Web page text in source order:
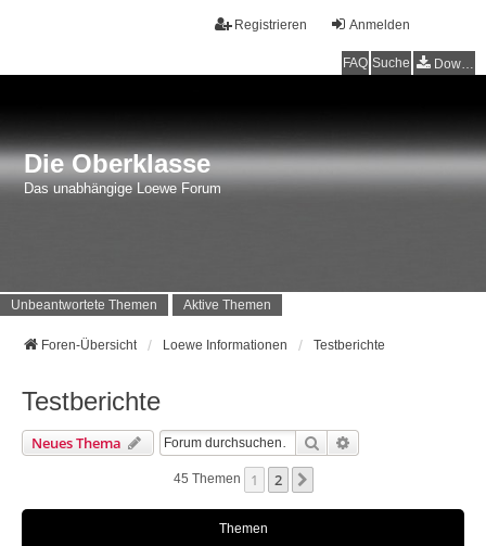
Anmelden
Registrieren
FAQ Suche Downloads
Die Oberklasse
Das unabhängige Loewe Forum
Unbeantwortete Themen Aktive Themen
Foren-Übersicht Loewe Informationen Testberichte
Testberichte
Neues Thema Suche
45 Themen 1 2
Themen